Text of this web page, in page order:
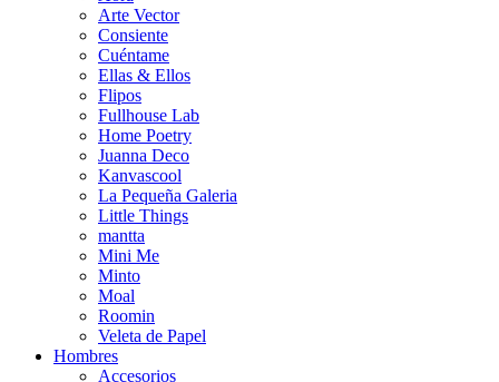
Arte Vector
Consiente
Cuéntame
Ellas & Ellos
Flipos
Fullhouse Lab
Home Poetry
Juanna Deco
Kanvascool
La Pequeña Galeria
Little Things
mantta
Mini Me
Minto
Moal
Roomin
Veleta de Papel
Hombres
Accesorios